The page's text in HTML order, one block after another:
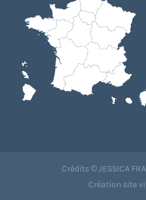
Crédits © JESSICA
Création site